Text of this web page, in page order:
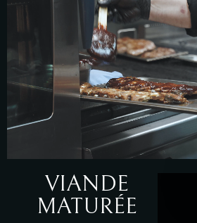
VIANDE
MATURÉE